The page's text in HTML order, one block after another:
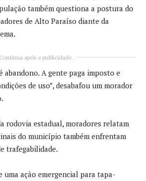
também questiona a postura do
de Alto Paraíso diante da
Continua após a publicidade..
abandono. A gente paga imposto e
de uso”, desabafou um morador
rodovia estadual, moradores relatam
do município também enfrentam
trafegabilidade.
uma ação emergencial para tapa-